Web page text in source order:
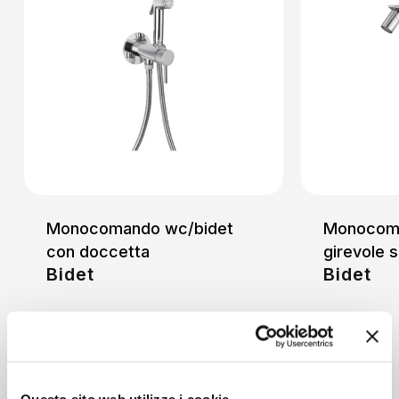
Monocomando wc/bidet
con doccetta
Bidet
girevole
Bidet